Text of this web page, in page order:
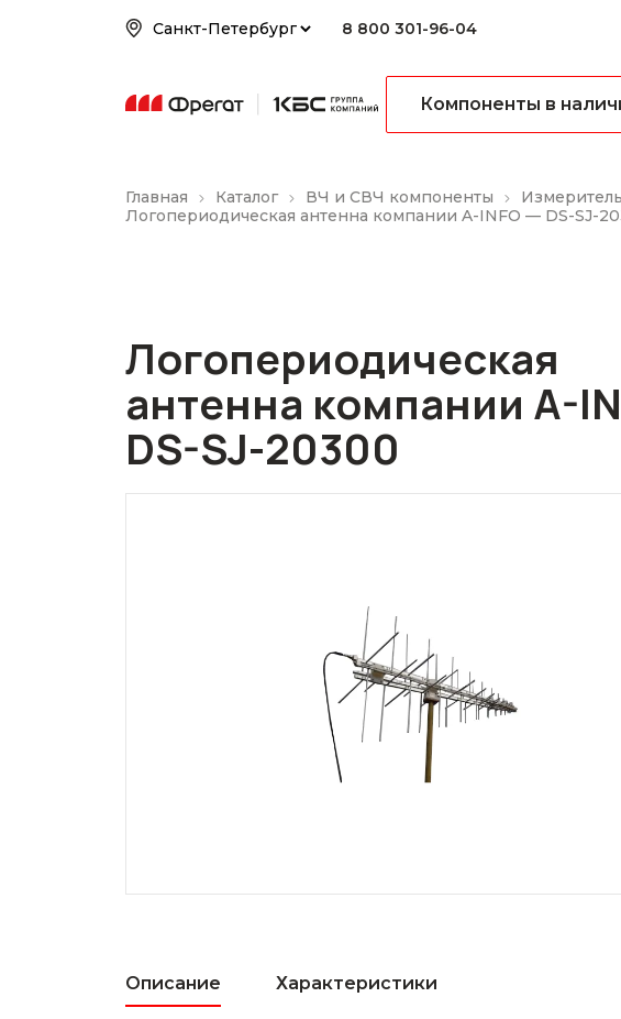
8 800 301-96-04
Компоненты в
Главная Каталог ВЧ и СВЧ компоненты
Логопериодическая антенна компании A-INFO — DS-SJ-
Логопериодическая
антенна компании A-
DS-SJ-20300
Описание Характеристики